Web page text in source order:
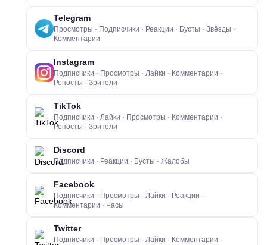
Telegram
Просмотры · Подписчики · Реакции · Бусты · Звёзды ·
Комментарии
Instagram
Подписчики · Просмотры · Лайки · Комментарии ·
Репосты · Зрители
TikTok
Подписчики · Лайки · Просмотры · Комментарии ·
Репосты · Зрители
Discord
Подписчики · Реакции · Бусты · Жалобы
Facebook
Подписчики · Просмотры · Лайки · Реакции ·
Комментарии · Часы
Twitter
Подписчики · Просмотры · Лайки · Комментарии ·